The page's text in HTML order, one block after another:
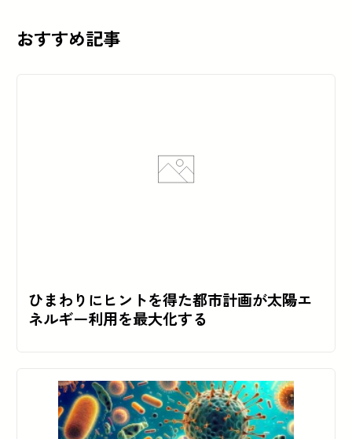
おすすめ記事
ひまわりにヒントを得た都市計画が太陽エ
ネルギー利用を最大化する